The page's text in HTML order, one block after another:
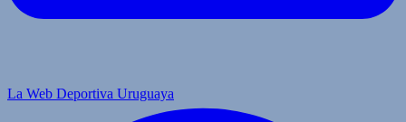
La Web Deportiva Uruguaya